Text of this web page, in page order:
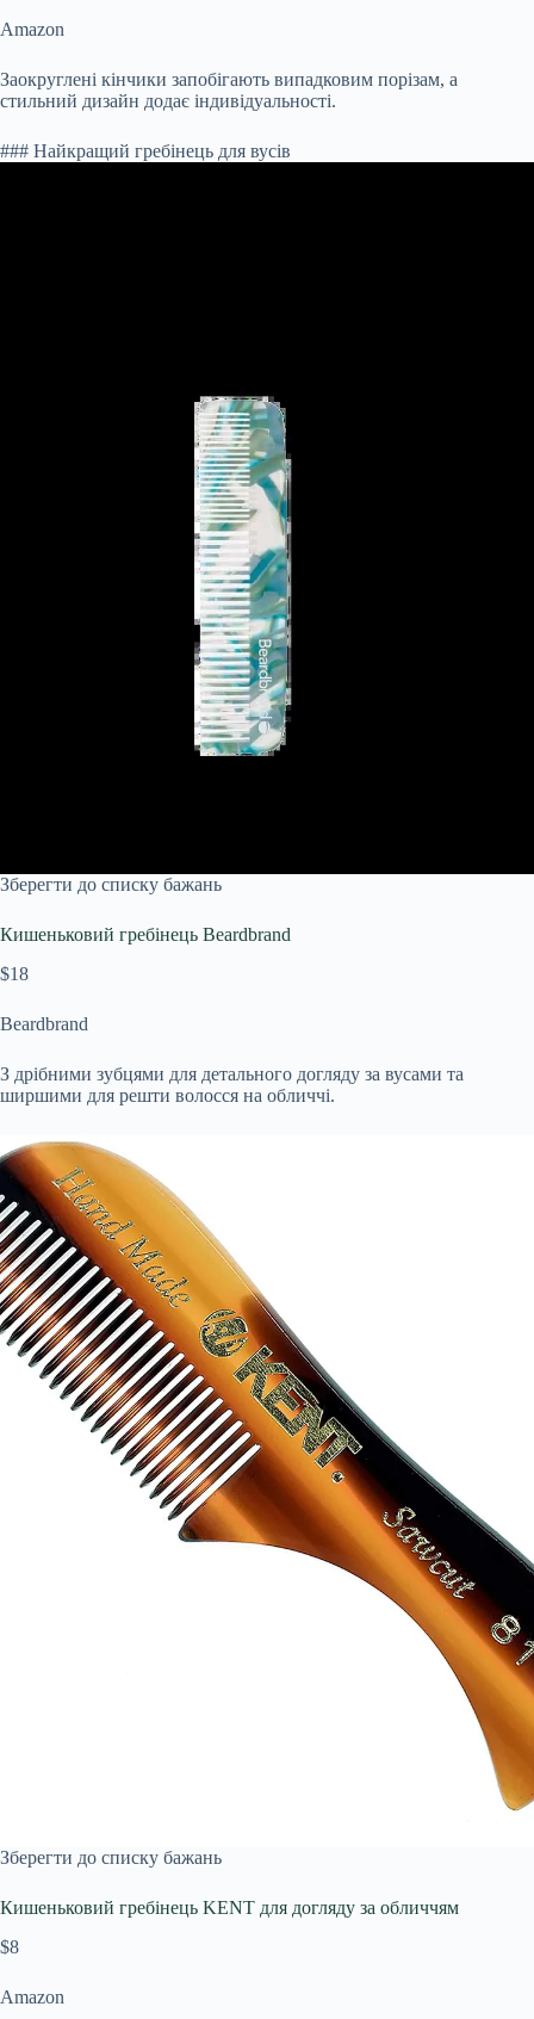
Amazon
Заокруглені кінчики запобігають випадковим порізам, а
стильний дизайн додає індивідуальності.
### Найкращий гребінець для вусів
Зберегти до списку бажань
Кишеньковий гребінець Beardbrand
$18
Beardbrand
З дрібними зубцями для детального догляду за вусами та
ширшими для решти волосся на обличчі.
Зберегти до списку бажань
Кишеньковий гребінець KENT для догляду за обличчям
$8
Amazon